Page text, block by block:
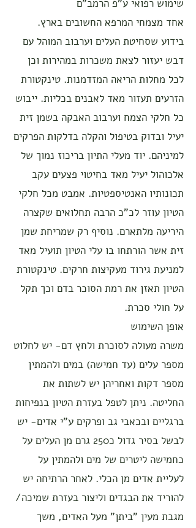
שימוש רפואי ע"פ הרמב"ם
אחד מצמחי המרפא החשובים בארץ.
בידוע שסחיטת העלים וערבוב המוהל עם
דבש יעזור לצאת משכרות במהירות וכן
לכל מחלות הריאה המזדמנות. טינקטורת
הזרעים תעזור מאד לאבנים בכליות. ייבוש
כל חלקי הצמח וערבוב האבקה בשמן זית
יעיל ובדוק בטיפול והקלה בדלקות הפרקים
למיניהם. יוד מעלי התיון בריכוז נמוך של
אלכוהול יעיל מאד בחיטוי פצעים עקב
תכונותיו האנטיספטיות. אמבט מכל חלקי
הטיון עוזר לכ"כ הרבה תחלואים שקצרה
היריעה מלתארם. נוסיף רק שמריחת שמן
זית אשר הורתחו בו עלי הטיון תועיל מאד
למניעת גירוד מעקיצות חרקים. טינקטורת
הטיון תאזן את רמת הסוכר בדם וכך תקל
על חולי סכרת.
אופן השימוש
משרה מעולה לסוכרת ולחץ דם- יש לחלוט
מספר עלים (עד חמישה) במים ולהמתין
מספר דקות ואחריהן יש לשתות את
החליטה. ניתן לטפל בעזרת הטיון בנפיחות
ברגליים ובכאבי גב ופרקים ע"י אדים- יש
לבשל בסיר גדול כ250 גרם מן העלים על
כחמישה ליטרים של מים ולהמתין על
לעליית אדים מן הכלי. לאחר הרתיחה יש
להוריד את הבגדים וליצור בעזרת שמיכה/
מגבת מעין "ביתן" מעל האדים, משך